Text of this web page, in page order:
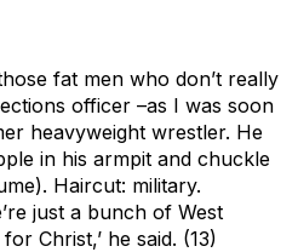
fat men who don’t really
officer –as I was soon
heavyweight wrestler. He
in his armpit and chuckle
Haircut: military.
just a bunch of West
Christ,’ he said. (13)